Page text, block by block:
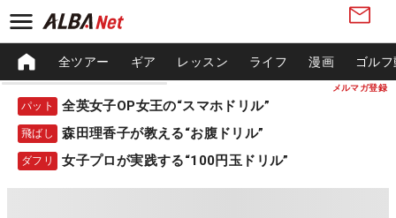
メルマガ登録
全ツアー ギア レッスン ライフ 漫画 ゴル
パット 全英女子OP女王の“スマホドリル”
飛ばし 森田理香子が教える“お腹ドリル”
ダフリ 女子プロが実践する“100円玉ドリル”